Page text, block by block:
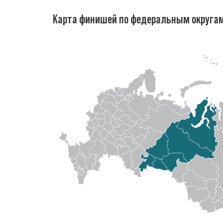
Карта финишей по федеральным